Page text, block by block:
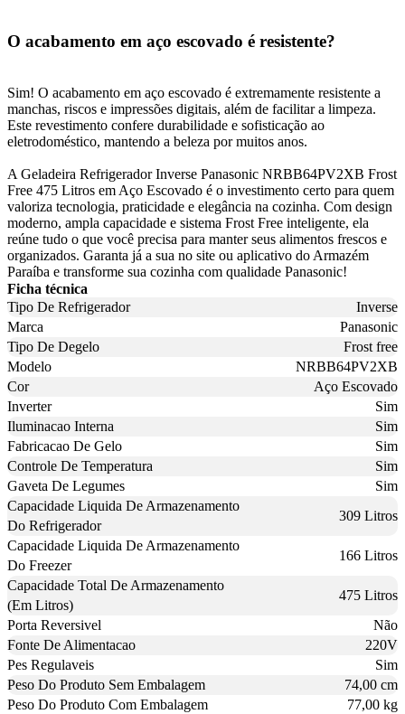
O acabamento em aço escovado é resistente?
Sim! O acabamento em aço escovado é extremamente resistente a
manchas, riscos e impressões digitais, além de facilitar a limpeza.
Este revestimento confere durabilidade e sofisticação ao
eletrodoméstico, mantendo a beleza por muitos anos.
A Geladeira Refrigerador Inverse Panasonic NRBB64PV2XB Frost
Free 475 Litros em Aço Escovado é o investimento certo para quem
valoriza tecnologia, praticidade e elegância na cozinha. Com design
moderno, ampla capacidade e sistema Frost Free inteligente, ela
reúne tudo o que você precisa para manter seus alimentos frescos e
organizados. Garanta já a sua no site ou aplicativo do Armazém
Paraíba e transforme sua cozinha com qualidade Panasonic!
Ficha técnica
Tipo De Refrigerador
Inverse
Marca
Panasonic
Tipo De Degelo
Frost free
Modelo
NRBB64PV2XB
Cor
Aço Escovado
Inverter
Sim
Iluminacao Interna
Sim
Fabricacao De Gelo
Sim
Controle De Temperatura
Sim
Gaveta De Legumes
Sim
Capacidade Liquida De Armazenamento
Do Refrigerador
309 Litros
Capacidade Liquida De Armazenamento
Do Freezer
166 Litros
Capacidade Total De Armazenamento
(Em Litros)
475 Litros
Porta Reversivel
Não
Fonte De Alimentacao
220V
Pes Regulaveis
Sim
Peso Do Produto Sem Embalagem
74,00 cm
Peso Do Produto Com Embalagem
77,00 kg